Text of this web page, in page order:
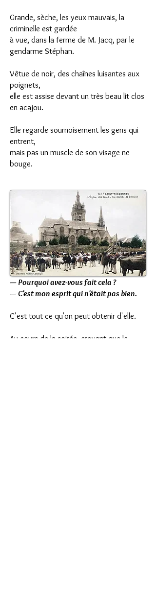
Grande, sèche, les yeux mauvais, la
criminelle est gardée
à vue, dans la ferme de M. Jacq, par le
gendarme Stéphan.
Vêtue de noir, des chaînes luisantes aux
poignets,
elle est assise devant un très beau lit clos
en acajou.
Elle regarde sournoisement les gens qui
entrent,
mais pas un muscle de son visage ne
bouge.
— Pourquoi avez-vous fait cela ?
— C'est mon esprit qui n'était pas bien.
C'est tout ce qu'on peut obtenir d'elle.
Au cours de la soirée, croyant que le